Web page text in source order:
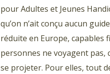
pour Adultes et Jeunes
qu’on n’ait conçu aucun
réduite en Europe, capables
personnes ne voyagent pas,
se projeter. Pour elles, tout